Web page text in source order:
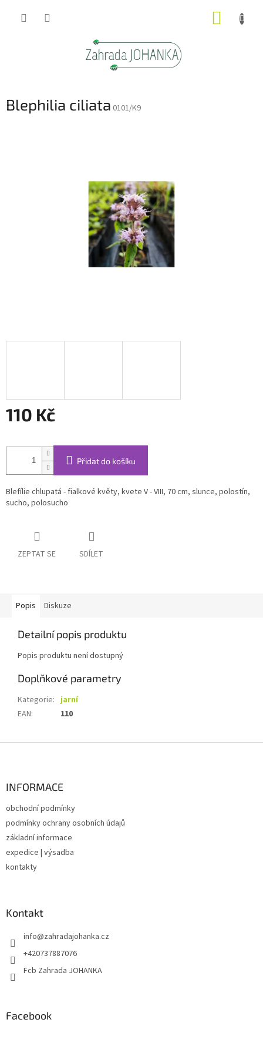
Blephilia ciliata 0101/K9
110 Kč
cena:
Přidat do košíku
Blefílie chlupatá - fialkové květy, kvete V - VIII, 70 cm, slunce, polostín,
sucho, polosucho
ZEPTAT SE SDÍLET
Popis Diskuze
Detailní popis produktu
Popis produktu není dostupný
Doplňkové parametry
Kategorie: jarní
EAN: 110
INFORMACE
obchodní podmínky
podmínky ochrany osobních údajů
základní informace
expedice | výsadba
kontakty
Kontakt
info@zahradajohanka.cz
+420737887076
Fcb Zahrada JOHANKA
Facebook